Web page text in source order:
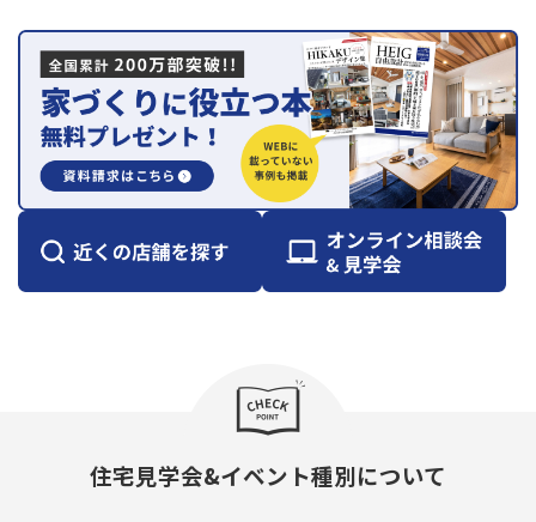
住宅見学会&イベント種別について